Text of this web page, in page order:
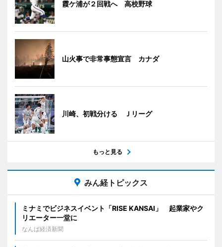
霞ケ浦が２回戦へ 高校野球
山火事で非常事態宣言 カナダ
川崎、初戦分ける Ｊリーグ
もっと見る
みん経トピックス
ミナミでビジネスイベント「RISE KANSAI」 起業家やク
リエーター一堂に
なんば経済新聞